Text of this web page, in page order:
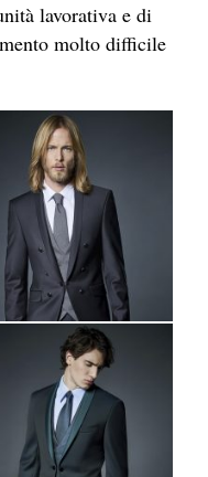
lavorativa e di
molto difficile